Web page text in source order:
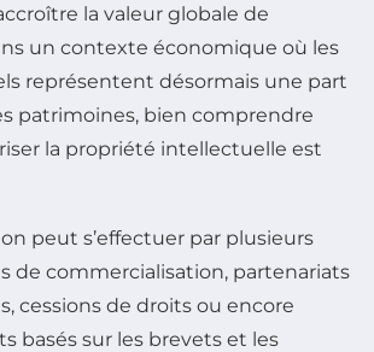
la valeur globale de
un contexte économique où les
représentent désormais une part
patrimoines, bien comprendre
la propriété intellectuelle est
peut s’effectuer par plusieurs
de commercialisation, partenariats
cessions de droits ou encore
basés sur les brevets et les